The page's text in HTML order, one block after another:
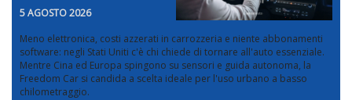
5 AGOSTO 2026
Meno elettronica, costi azzerati in carrozzeria e niente abbonamenti
software: negli Stati Uniti c'è chi chiede di tornare all'auto essenziale.
Mentre Cina ed Europa spingono su sensori e guida autonoma, la
Freedom Car si candida a scelta ideale per l'uso urbano a basso
chilometraggio.